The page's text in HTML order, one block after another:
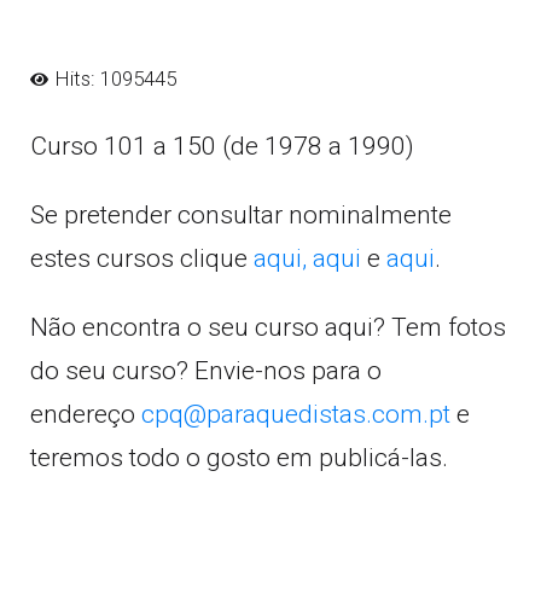
Hits: 1095445
Curso 101 a 150 (de 1978 a 1990)
Se pretender consultar nominalmente
estes cursos clique aqui, aqui e aqui.
Não encontra o seu curso aqui? Tem fotos
do seu curso? Envie-nos para o
endereço cpq@paraquedistas.com.pt e
teremos todo o gosto em publicá-las.